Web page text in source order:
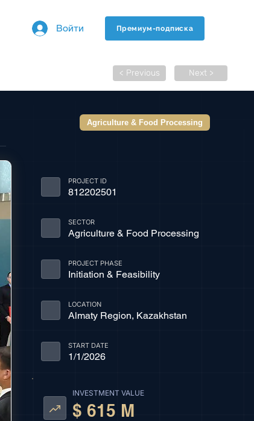
Войти Премиум-подписка
< Previous Next >
Agriculture & Food Processing
PROJECT ID
812202501
SECTOR
Agriculture & Food Processing
PROJECT PHASE
Initiation & Feasibility
LOCATION
Almaty Region, Kazakhstan
START DATE
1/1/2026
INVESTMENT VALUE
$ 615 M